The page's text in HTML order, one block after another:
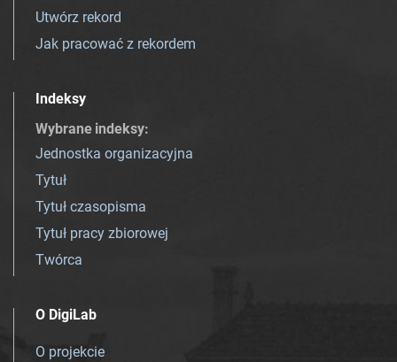
Utwórz rekord
Jak pracować z rekordem
Indeksy
Wybrane indeksy:
Jednostka organizacyjna
Tytuł
Tytuł czasopisma
Tytuł pracy zbiorowej
Twórca
O DigiLab
O projekcie